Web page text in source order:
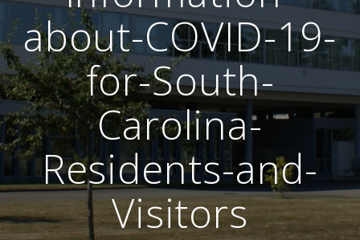
about-COVID-19-
for-South-
Carolina-
Residents-and-
Visitors